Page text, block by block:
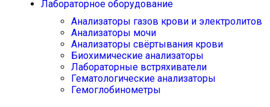
Лабораторное оборудование
Анализаторы газов крови и электролитов
Анализаторы мочи
Анализаторы свёртывания крови
Биохимические анализаторы
Лабораторные встряхиватели
Гематологические анализаторы
Гемоглобинометры